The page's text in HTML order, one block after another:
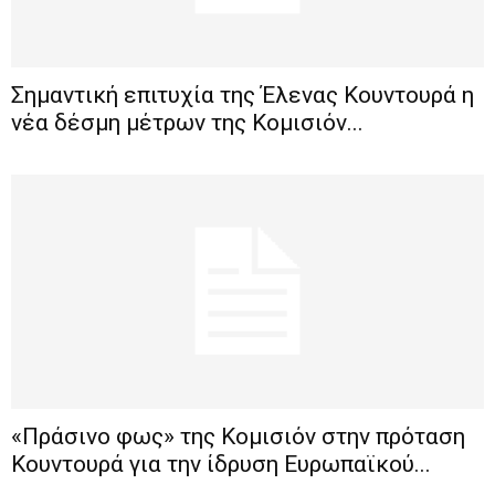
Σημαντική επιτυχία της Έλενας Κουντουρά η
νέα δέσμη μέτρων της Κομισιόν...
«Πράσινο φως» της Κομισιόν στην πρόταση
Κουντουρά για την ίδρυση Ευρωπαϊκού...